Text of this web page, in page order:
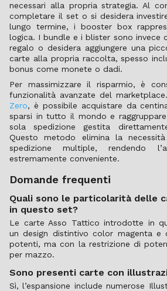
necessari alla propria strategia. Al
completare il set o si desidera
lungo termine, i booster box
logica. I bundle e i blister sono invece
regalo o desidera aggiungere una
carte alla propria raccolta, spesso
bonus come monete o dadi.
Per massimizzare il risparmio, è
funzionalità avanzate del
Zero, è possibile acquistare da
sparsi in tutto il mondo e
sola spedizione gestita
Questo metodo elimina la
spedizione multiple, rendendo
estremamente conveniente.
Domande frequenti
Quali sono le particolarità delle
in questo set?
Le carte Asso Tattico introdotte in
un design distintivo color magenta
potenti, ma con la restrizione di
per mazzo.
Sono presenti carte con
Sì, l’espansione include numerose